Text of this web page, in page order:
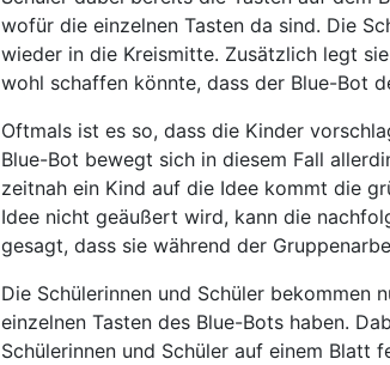
wofür die einzelnen Tasten da sind. Die
wieder in die Kreismitte. Zusätzlich legt
wohl schaffen könnte, dass der Blue-Bot
Oftmals ist es so, dass die Kinder
Blue-Bot bewegt sich in diesem Fall
zeitnah ein Kind auf die Idee kommt die
Idee nicht geäußert wird, kann die
gesagt, dass sie während der
Die Schülerinnen und Schüler bekommen
einzelnen Tasten des Blue-Bots haben.
Schülerinnen und Schüler auf einem Blatt